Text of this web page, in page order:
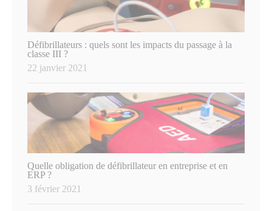
Défibrillateurs : quels sont les impacts du passage à la
classe III ?
22 janvier 2021
Quelle obligation de défibrillateur en entreprise et en
ERP ?
3 février 2021